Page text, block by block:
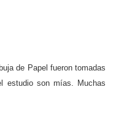
de Papel fueron tomadas
estudio son mías. Muchas